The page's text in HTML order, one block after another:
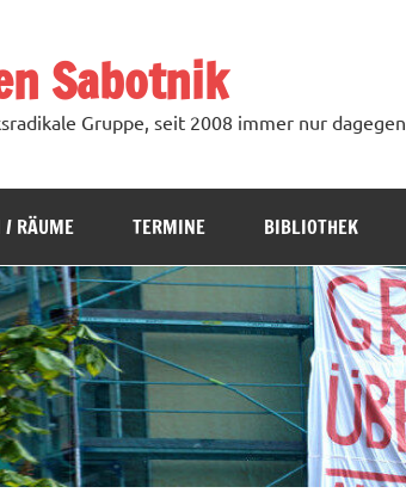
Sabotnik
Gruppe, seit 2008 immer nur dagegen
/ RÄUME TERMINE BIBLIOTHEK